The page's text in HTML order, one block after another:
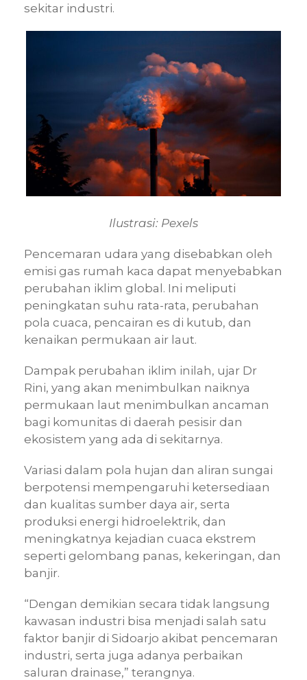
sekitar industri.
Ilustrasi: Pexels
Pencemaran udara yang disebabkan oleh
emisi gas rumah kaca dapat menyebabkan
perubahan iklim global. Ini meliputi
peningkatan suhu rata-rata, perubahan
pola cuaca, pencairan es di kutub, dan
kenaikan permukaan air laut.
Dampak perubahan iklim inilah, ujar Dr
Rini, yang akan menimbulkan naiknya
permukaan laut menimbulkan ancaman
bagi komunitas di daerah pesisir dan
ekosistem yang ada di sekitarnya.
Variasi dalam pola hujan dan aliran sungai
berpotensi mempengaruhi ketersediaan
dan kualitas sumber daya air, serta
produksi energi hidroelektrik, dan
meningkatnya kejadian cuaca ekstrem
seperti gelombang panas, kekeringan, dan
banjir.
“Dengan demikian secara tidak langsung
kawasan industri bisa menjadi salah satu
faktor banjir di Sidoarjo akibat pencemaran
industri, serta juga adanya perbaikan
saluran drainase,” terangnya.